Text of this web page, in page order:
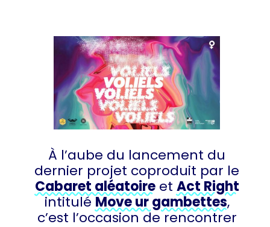
À l’aube du lancement du
dernier projet coproduit par le
Cabaret aléatoireet Act Right
intituléMove ur gambettes,
c’est l’occasion de rencontrer